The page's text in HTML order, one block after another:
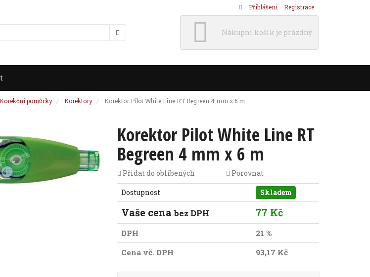
Nákupní košík je prázdný
Korekční pomůcky Korektory Korektor Pilot White Line RT Begreen 4 mm x 6 m
Korektor Pilot White Line RT
Begreen 4 mm x 6 m
Přidat do oblíbených Porovnat
Dostupnost Skladem
Vaše cenabez DPH 77 Kč
DPH
21 %
Cena vč. DPH
93,17 Kč
Přihlášení Registrace